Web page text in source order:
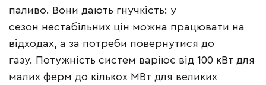
паливо. Вони дають гнучкість: у
сезон нестабільних цін можна працювати на
відходах, а за потреби повернутися до
газу. Потужність систем варіює від 100 кВт для
малих ферм до кількох МВт для великих